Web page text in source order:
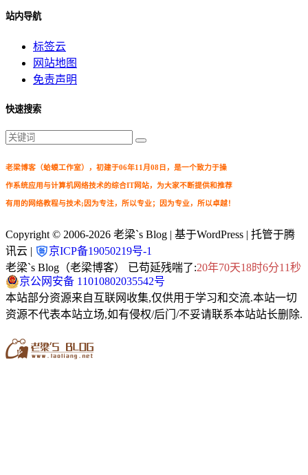
站内导航
标签云
网站地图
免责声明
快速搜索
老梁博客（蛤蟆工作室），初建于06年11月08日，是一个致力于操
作系统应用与计算机网络技术的综合IT网站，为大家不断提供和推荐
有用的网络教程与技术;因为专注，所以专业；因为专业，所以卓越！
Copyright © 2006-2026 老梁`s Blog | 基于WordPress | 托管于腾
讯云 |
京ICP备19050219号-1
老梁`s Blog（老梁博客） 已苟延残喘了:20年70天18时6分12秒
京公网安备 11010802035542号
本站部分资源来自互联网收集,仅供用于学习和交流.本站一切
资源不代表本站立场,如有侵权/后门/不妥请联系本站站长删除.